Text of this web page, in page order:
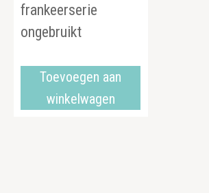
frankeerserie
ongebruikt
Toevoegen aan
winkelwagen